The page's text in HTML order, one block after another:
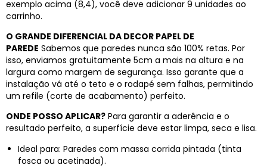
exemplo acima (8,4), você deve adicionar 9 unidades ao
carrinho.
O GRANDE DIFERENCIAL DA DECOR PAPEL DE
PAREDE Sabemos que paredes nunca são 100% retas. Por
isso, enviamos gratuitamente 5cm a mais na altura e na
largura como margem de segurança. Isso garante que a
instalação vá até o teto e o rodapé sem falhas, permitindo
um refile (corte de acabamento) perfeito.
ONDE POSSO APLICAR? Para garantir a aderência e o
resultado perfeito, a superfície deve estar limpa, seca e lisa.
Ideal para: Paredes com massa corrida pintada (tinta
fosca ou acetinada).